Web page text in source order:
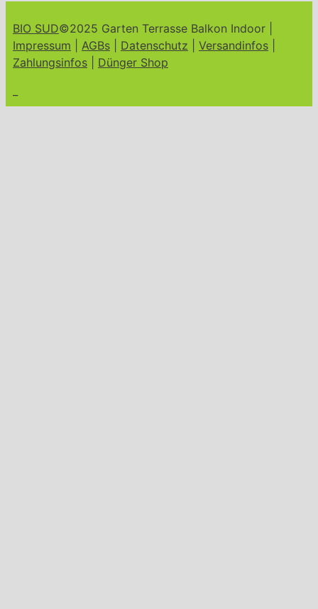
BIO SUD©2025 Garten Terrasse Balkon Indoor |
Impressum
AGBs Datenschutz Versandinfos
Zahlungsinfos
Dünger Shop